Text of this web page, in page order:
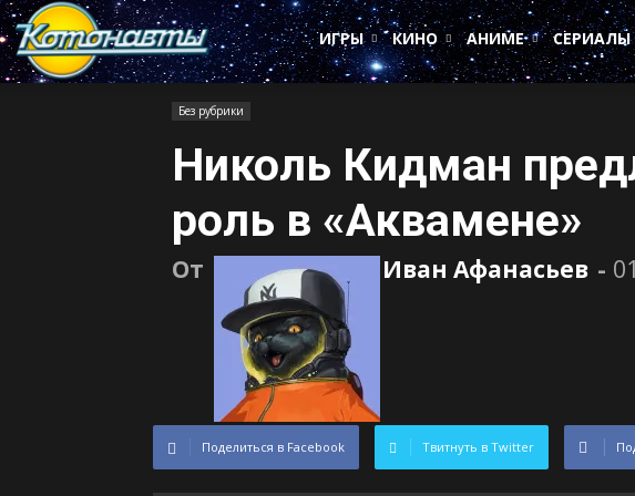
Котонавты
ИГРЫ
КИНО АНИМЕ СЕРИАЛЫ
Без рубрики
Николь Кидман
роль в «Аквамене»
От Иван Афанасьев -
Поделиться в Facebook Твитнуть в Twitter